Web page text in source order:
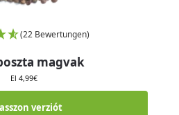
(22 Bewertungen)
magvak
El 4,99€
verziót